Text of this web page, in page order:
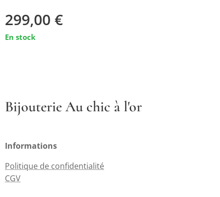
299,00 €
En stock
Bijouterie Au chic à l'or
Informations
Politique de confidentialité
CGV